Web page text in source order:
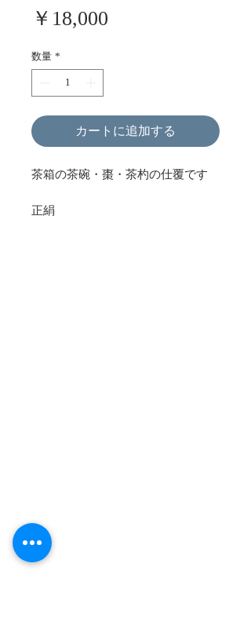
￥18,000
数量 *
カートに追加する
茶箱の茶碗・棗・茶杓の仕覆です
正絹